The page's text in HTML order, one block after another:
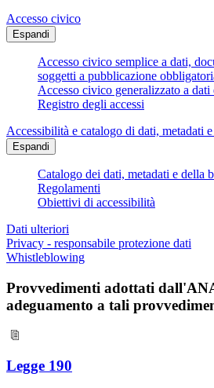
Accesso civico
Espandi
Accesso civico semplice a dati,
soggetti a pubblicazione
Accesso civico generalizzato a
Registro degli accessi
Accessibilità e catalogo di dati, metadati
Espandi
Catalogo dei dati, metadati e della
Regolamenti
Obiettivi di accessibilità
Dati ulteriori
Privacy - responsabile protezione dati
Whistleblowing
Provvedimenti adottati
adeguamento a tali
Legge 190